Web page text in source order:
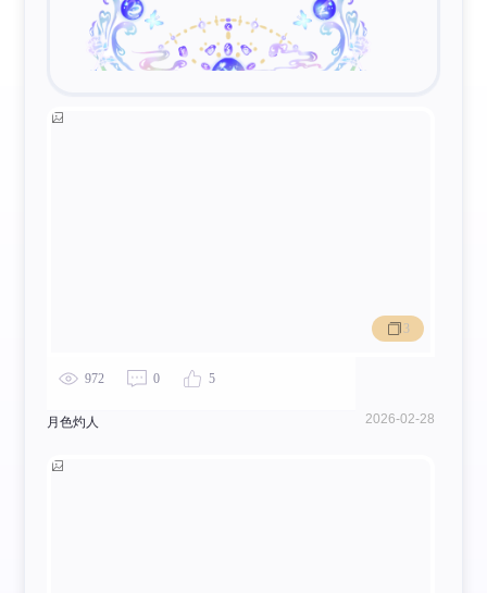
972 0 5
月色灼人 2026-02-28
3